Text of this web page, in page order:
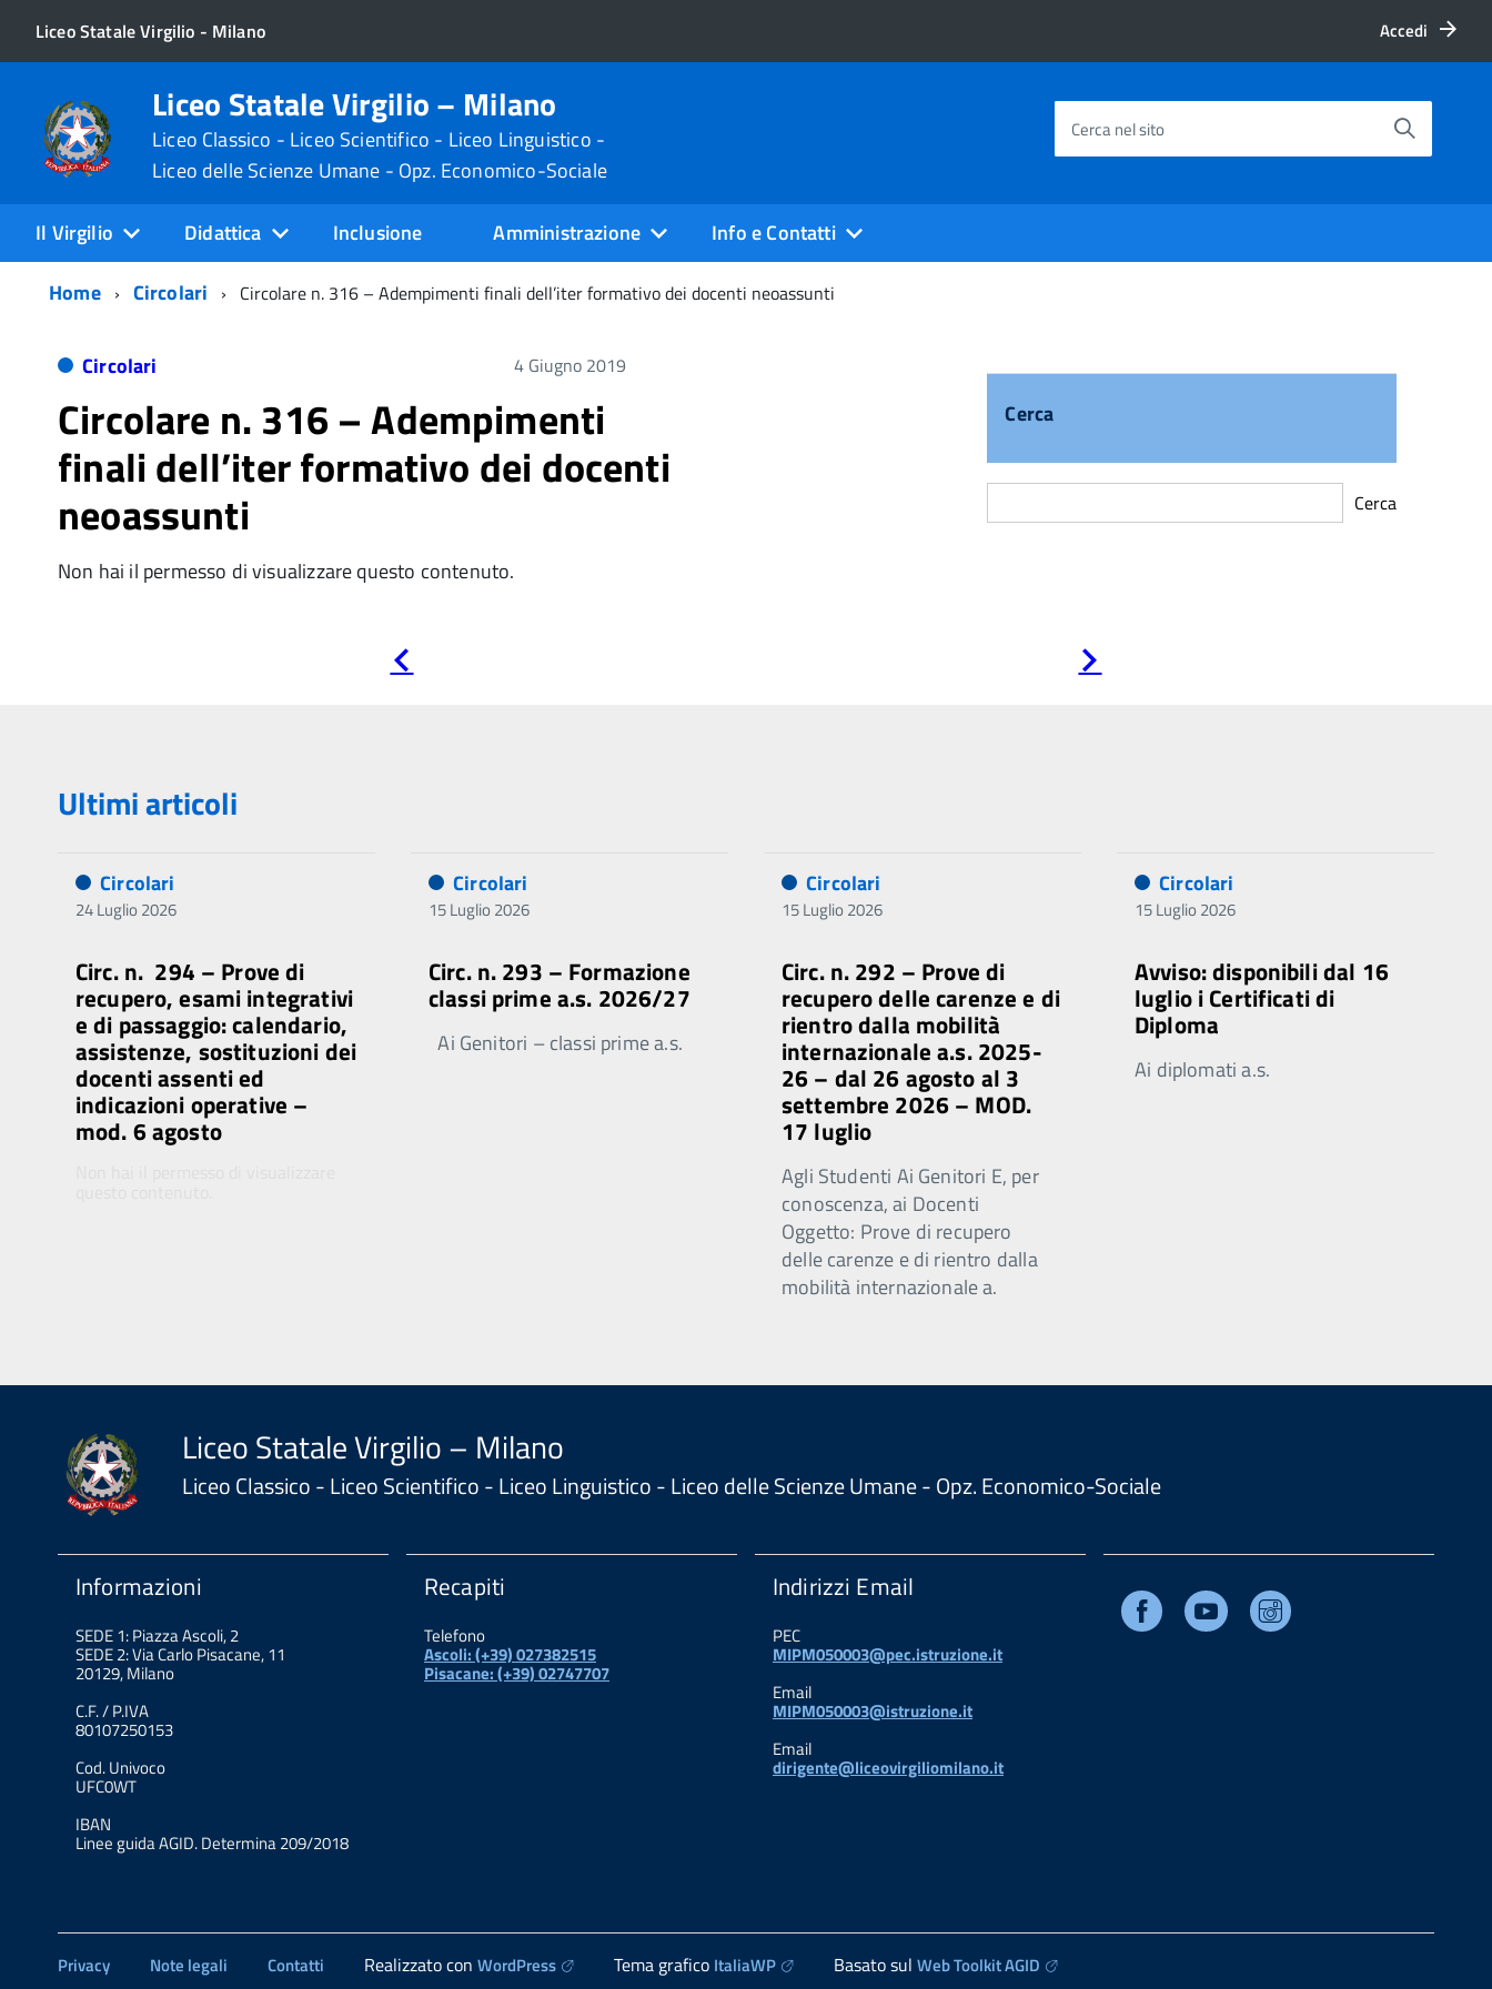
Liceo Statale Virgilio - Milano Accedi
Liceo Statale Virgilio – Milano
Liceo Classico - Liceo Scientifico - Liceo Linguistico -
Liceo delle Scienze Umane - Opz. Economico-Sociale
Cerca nel sito
Il Virgilio Didattica Inclusione Amministrazione
Info e Contatti
Home
Circolari Circolare n. 316 – Adempimenti finali dell’iter formativo dei docenti neoassunti
Circolari 4 Giugno 2019
Circolare n. 316 – Adempimenti
finali dell’iter formativo dei docenti
neoassunti
Non hai il permesso di visualizzare questo contenuto.
Cerca
Cerca
precedente successiva
Ultimi articoli
Circolari
24 Luglio 2026
Circ. n. 294 – Prove di
recupero, esami integrativi
e di passaggio: calendario,
assistenze, sostituzioni dei
docenti assenti ed
indicazioni operative –
mod. 6 agosto
Circolari
15 Luglio 2026
Circ. n. 293 – Formazione
classi prime a.s. 2026/27
Ai Genitori – classi prime a.s.
Circolari
15 Luglio 2026
Circ. n. 292 – Prove di
recupero delle carenze e di
rientro dalla mobilità
internazionale a.s. 2025-
26 – dal 26 agosto al 3
settembre 2026 – MOD.
17 luglio
Agli Studenti Ai Genitori E, per
conoscenza, ai Docenti
Oggetto: Prove di recupero
delle carenze e di rientro dalla
mobilità internazionale a.
Circolari
15 Luglio 2026
Avviso: disponibili dal 16
luglio i Certificati di
Diploma
Ai diplomati a.s.
Liceo Statale Virgilio – Milano
Liceo Classico - Liceo Scientifico - Liceo Linguistico - Liceo delle Scienze Umane - Opz. Economico-Sociale
Informazioni
SEDE 1: Piazza Ascoli, 2
SEDE 2: Via Carlo Pisacane, 11
20129, Milano
C.F. / P.IVA
80107250153
Cod. Univoco
UFC0WT
IBAN
Linee guida AGID. Determina 209/2018
Recapiti
Telefono
Ascoli: (+39) 027382515
Pisacane: (+39) 02747707
Indirizzi Email
PEC
MIPM050003@pec.istruzione.it
Email
MIPM050003@istruzione.it
Email
dirigente@liceovirgiliomilano.it
Facebook Youtube
Privacy Note legali Contatti Realizzato con WordPress Tema grafico ItaliaWP Basato sul Web Toolkit AGID